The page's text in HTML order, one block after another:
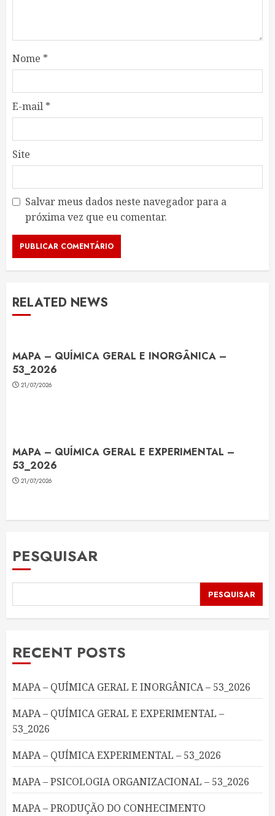
Nome *
E-mail *
Site
Salvar meus dados neste navegador para a
próxima vez que eu comentar.
RELATED NEWS
MAPA – QUÍMICA GERAL E INORGÂNICA –
53_2026
21/07/2026
MAPA – QUÍMICA GERAL E EXPERIMENTAL –
53_2026
21/07/2026
PESQUISAR
PESQUISAR
RECENT POSTS
MAPA – QUÍMICA GERAL E INORGÂNICA – 53_2026
MAPA – QUÍMICA GERAL E EXPERIMENTAL –
53_2026
MAPA – QUÍMICA EXPERIMENTAL – 53_2026
MAPA – PSICOLOGIA ORGANIZACIONAL – 53_2026
MAPA – PRODUÇÃO DO CONHECIMENTO